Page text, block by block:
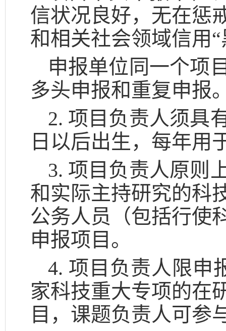
信状况良好，无在惩
和相关社会领域信用
申报单位同一个项
多头申报和重复申报
2. 项目负责人须具
日以后出生，每年用
3. 项目负责人原则
和实际主持研究的科
公务人员（包括行使
申报项目。
4. 项目负责人限申
家科技重大专项的在
目，课题负责人可参